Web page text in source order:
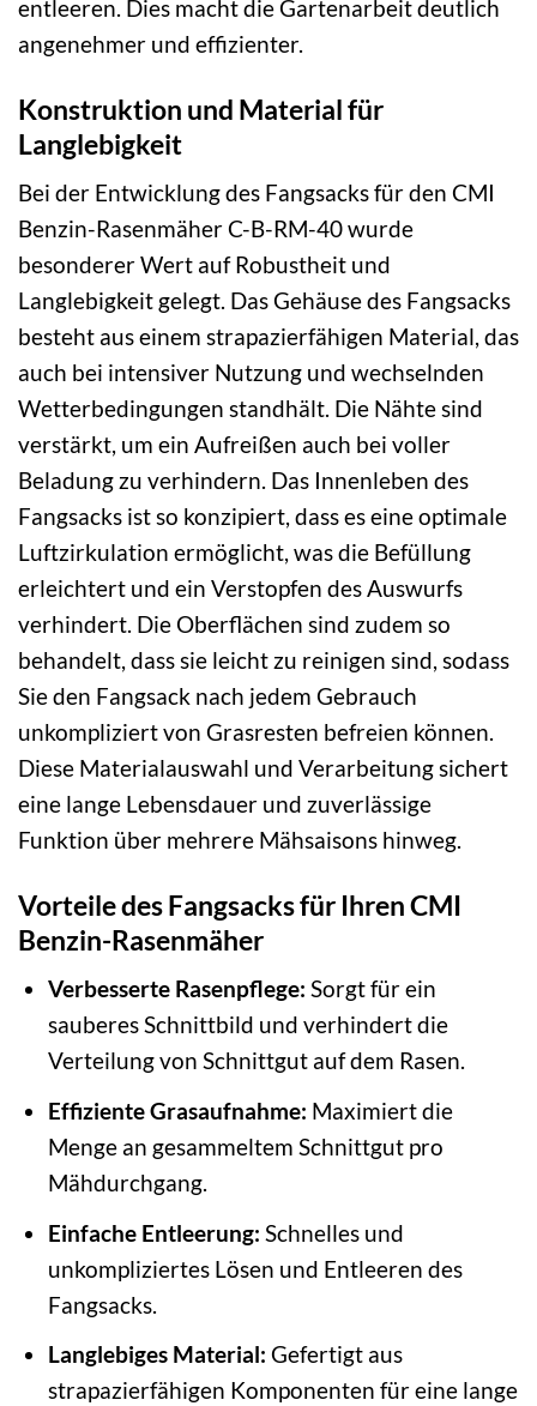
entleeren. Dies macht die Gartenarbeit deutlich
angenehmer und effizienter.
Konstruktion und Material für
Langlebigkeit
Bei der Entwicklung des Fangsacks für den CMI
Benzin-Rasenmäher C-B-RM-40 wurde
besonderer Wert auf Robustheit und
Langlebigkeit gelegt. Das Gehäuse des Fangsacks
besteht aus einem strapazierfähigen Material, das
auch bei intensiver Nutzung und wechselnden
Wetterbedingungen standhält. Die Nähte sind
verstärkt, um ein Aufreißen auch bei voller
Beladung zu verhindern. Das Innenleben des
Fangsacks ist so konzipiert, dass es eine optimale
Luftzirkulation ermöglicht, was die Befüllung
erleichtert und ein Verstopfen des Auswurfs
verhindert. Die Oberflächen sind zudem so
behandelt, dass sie leicht zu reinigen sind, sodass
Sie den Fangsack nach jedem Gebrauch
unkompliziert von Grasresten befreien können.
Diese Materialauswahl und Verarbeitung sichert
eine lange Lebensdauer und zuverlässige
Funktion über mehrere Mähsaisons hinweg.
Vorteile des Fangsacks für Ihren CMI
Benzin-Rasenmäher
Verbesserte Rasenpflege: Sorgt für ein
sauberes Schnittbild und verhindert die
Verteilung von Schnittgut auf dem Rasen.
Effiziente Grasaufnahme: Maximiert die
Menge an gesammeltem Schnittgut pro
Mähdurchgang.
Einfache Entleerung: Schnelles und
unkompliziertes Lösen und Entleeren des
Fangsacks.
Langlebiges Material: Gefertigt aus
strapazierfähigen Komponenten für eine lange